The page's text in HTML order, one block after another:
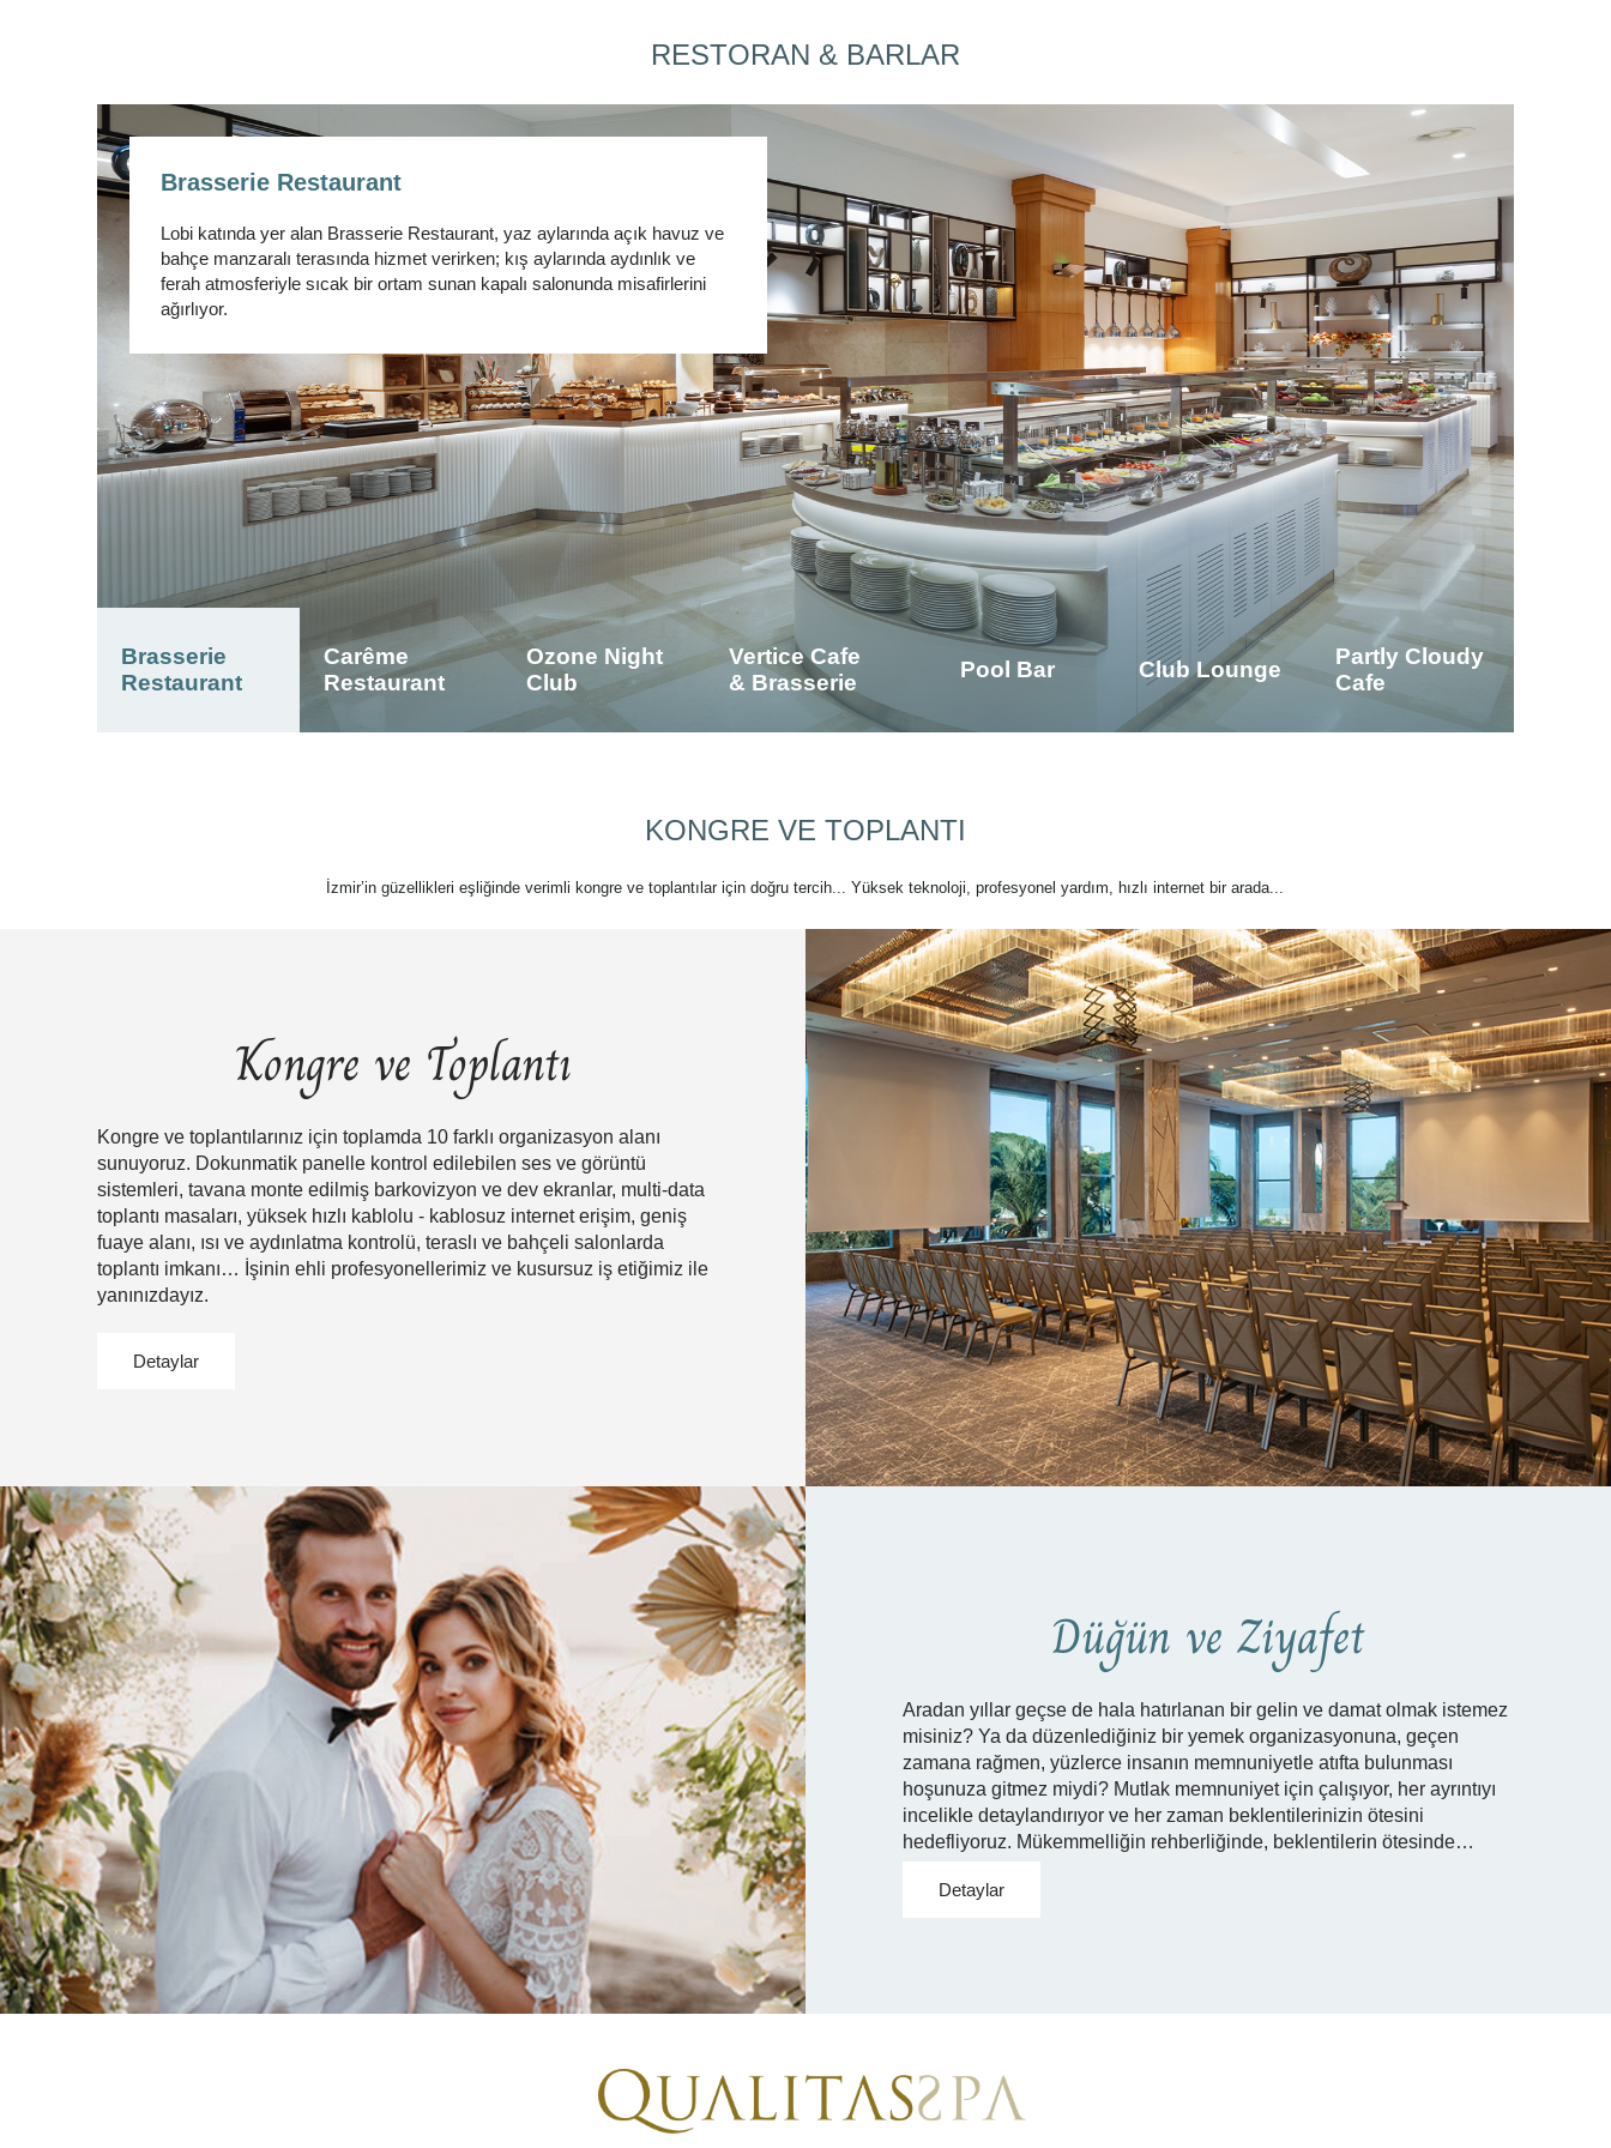
RESTORAN & BARLAR
Brasserie
Restaurant
Carême
Restaurant
Ozone Night
Club
Vertice Cafe
& Brasserie
Pool Bar Club Lounge
Partly Cloudy
Cafe
Brasserie Restaurant
Lobi katında yer alan Brasserie Restaurant, yaz aylarında açık havuz ve
bahçe manzaralı terasında hizmet verirken; kış aylarında aydınlık ve
ferah atmosferiyle sıcak bir ortam sunan kapalı salonunda misafirlerini
ağırlıyor.
KONGRE VE TOPLANTI
İzmir’in güzellikleri eşliğinde verimli kongre ve toplantılar için doğru tercih... Yüksek teknoloji, profesyonel yardım, hızlı internet bir arada...
Kongre ve Toplantı
Kongre ve toplantılarınız için toplamda 10 farklı organizasyon alanı
sunuyoruz. Dokunmatik panelle kontrol edilebilen ses ve görüntü
sistemleri, tavana monte edilmiş barkovizyon ve dev ekranlar, multi-data
toplantı masaları, yüksek hızlı kablolu - kablosuz internet erişim, geniş
fuaye alanı, ısı ve aydınlatma kontrolü, teraslı ve bahçeli salonlarda
toplantı imkanı… İşinin ehli profesyonellerimiz ve kusursuz iş etiğimiz ile
yanınızdayız.
Detaylar
Düğün ve Ziyafet
Aradan yıllar geçse de hala hatırlanan bir gelin ve damat olmak istemez
misiniz? Ya da düzenlediğiniz bir yemek organizasyonuna, geçen
zamana rağmen, yüzlerce insanın memnuniyetle atıfta bulunması
hoşunuza gitmez miydi? Mutlak memnuniyet için çalışıyor, her ayrıntıyı
incelikle detaylandırıyor ve her zaman beklentilerinizin ötesini
hedefliyoruz. Mükemmelliğin rehberliğinde, beklentilerin ötesinde…
Detaylar